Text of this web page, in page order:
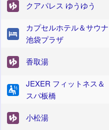
クアパレス ゆうゆう
カプセルホテル＆サウナ
池袋プラザ
香取湯
JEXER フィットネス＆
スパ板橋
小松湯